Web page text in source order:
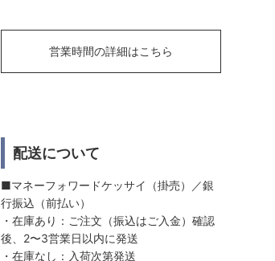
営業時間の詳細はこちら
配送について
■マネーフォワードケッサイ（掛売）／銀
行振込（前払い）
・在庫あり：ご注文（振込はご入金）確認
後、2〜3営業日以内に発送
・在庫なし：入荷次第発送